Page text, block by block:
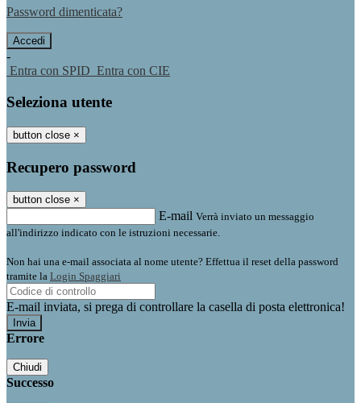
Password dimenticata?
-
Entra con SPID Entra con CIE
Seleziona utente
button close ×
Recupero password
button close ×
E-mail Verrà inviato un messaggio
all'indirizzo indicato con le istruzioni necessarie.
Non hai una e-mail associata al nome utente? Effettua il reset della password
tramite la Login Spaggiari
E-mail inviata, si prega di controllare la casella di posta elettronica!
Errore
Chiudi
Successo